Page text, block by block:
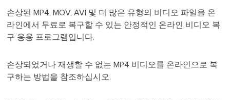
손상된 MP4, MOV, AVI 및 더 많은 유형의 비디오 파일을 온
라인에서 무료로 복구할 수 있는 안정적인 온라인 비디오 복
구 응용 프로그램입니다.
손상되었거나 재생할 수 없는 MP4 비디오를 온라인으로 복
구하는 방법을 참조하십시오.